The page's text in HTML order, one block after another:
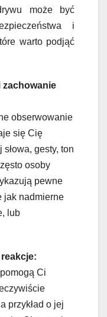
może być
i
warto podjąć
zachowanie
obserwowanie
się Cię
gesty, ton
osoby
pewne
jak nadmierne
lub
Ci
przykład o jej